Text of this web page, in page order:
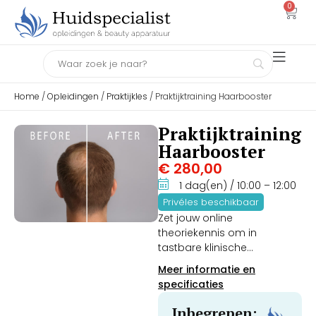
0
Home /Opleidingen / Praktijkles / Praktijktraining Haarbooster
Praktijktraining
Haarbooster
€ 280,00
1 dag(en) / 10:00 – 12:00
Privéles beschikbaar
Zet jouw online
theoriekennis om in
tastbare klinische
vaardigheden tijdens de
intensieve 2-Urige
Praktijktraining Haarbooster.
Onder actieve 1-op-1
Meer informatie en
specificaties